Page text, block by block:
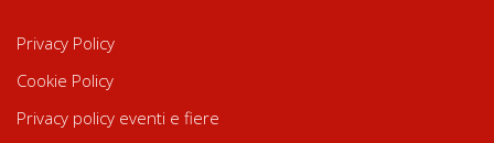
Privacy Policy
Cookie Policy
Privacy policy eventi e fiere